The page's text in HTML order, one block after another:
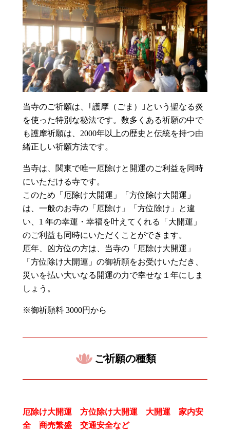
当寺のご祈願は、｢護摩（ごま）｣という聖なる炎
を使った特別な秘法です。数多くある祈願の中で
も護摩祈願は、2000年以上の歴史と伝統を持つ由
緒正しい祈願方法です。
当寺は、関東で唯一厄除けと開運のご利益を同時
にいただける寺です。
このため「厄除け大開運」「方位除け大開運」
は、一般のお寺の「厄除け」「方位除け」と違
い、1 年の幸運・幸福を叶えてくれる「大開運」
のご利益も同時にいただくことができます。
厄年、凶方位の方は、当寺の「厄除け大開運」
「方位除け大開運」の御祈願をお受けいただき、
災いを払い大いなる開運の力で幸せな１年にしま
しょう。
※御祈願料 3000円から
ご祈願の種類
厄除け大開運 方位除け大開運 大開運 家内安
全 商売繁盛 交通安全など